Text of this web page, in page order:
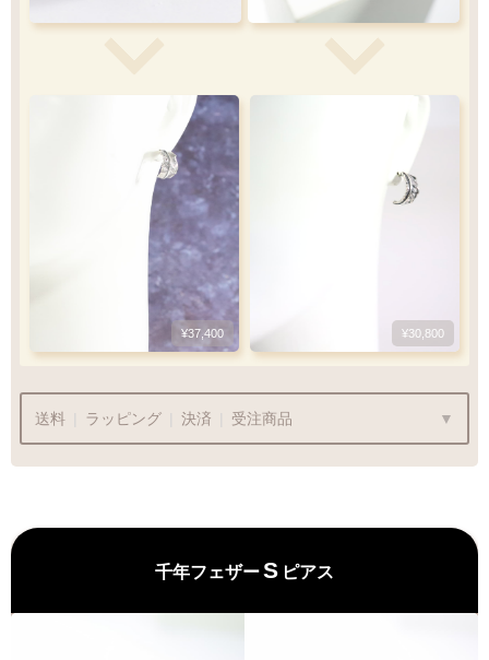
¥37,400 ¥30,800
送料 ラッピング 決済 受注商品
商品代金¥22,000〜は送料無料です
ラッピングも承っております
千年フェザーS ピアス